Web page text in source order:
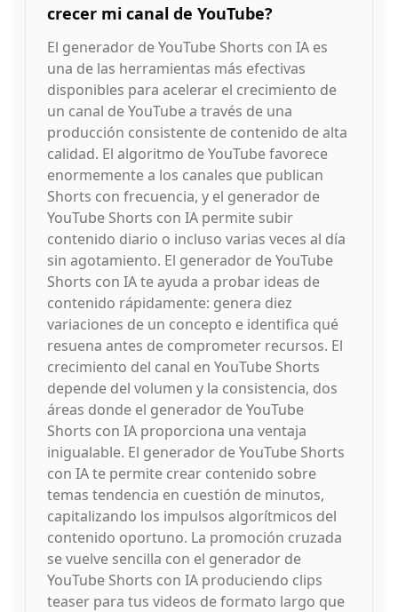
crecer mi canal de YouTube?
El generador de YouTube Shorts con IA es
una de las herramientas más efectivas
disponibles para acelerar el crecimiento de
un canal de YouTube a través de una
producción consistente de contenido de alta
calidad. El algoritmo de YouTube favorece
enormemente a los canales que publican
Shorts con frecuencia, y el generador de
YouTube Shorts con IA permite subir
contenido diario o incluso varias veces al día
sin agotamiento. El generador de YouTube
Shorts con IA te ayuda a probar ideas de
contenido rápidamente: genera diez
variaciones de un concepto e identifica qué
resuena antes de comprometer recursos. El
crecimiento del canal en YouTube Shorts
depende del volumen y la consistencia, dos
áreas donde el generador de YouTube
Shorts con IA proporciona una ventaja
inigualable. El generador de YouTube Shorts
con IA te permite crear contenido sobre
temas tendencia en cuestión de minutos,
capitalizando los impulsos algorítmicos del
contenido oportuno. La promoción cruzada
se vuelve sencilla con el generador de
YouTube Shorts con IA produciendo clips
teaser para tus videos de formato largo que